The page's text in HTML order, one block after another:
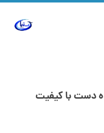
دست با کیفیت